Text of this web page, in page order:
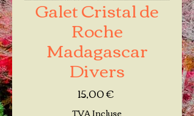
Galet Cristal de
Roche
Madagascar
Divers
15,00 €Prix
TVA Incluse